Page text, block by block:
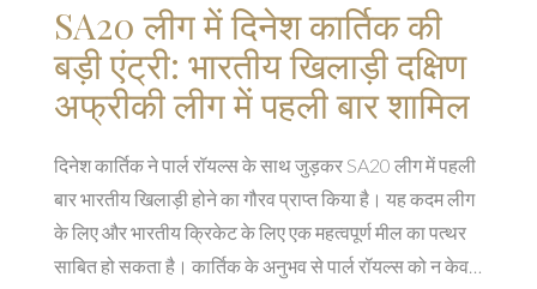
SA20 लीग में दिनेश कार्तिक की
बड़ी एंट्री: भारतीय खिलाड़ी दक्षिण
अफ्रीकी लीग में पहली बार शामिल
दिनेश कार्तिक ने पार्ल रॉयल्स के साथ जुड़कर SA20 लीग में पहली
बार भारतीय खिलाड़ी होने का गौरव प्राप्त किया है। यह कदम लीग
के लिए और भारतीय क्रिकेट के लिए एक महत्वपूर्ण मील का पत्थर
साबित हो सकता है। कार्तिक के अनुभव से पार्ल रॉयल्स को न केवल